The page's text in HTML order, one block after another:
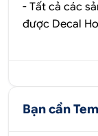
- Tất cả các
được Decal
Bạn cần